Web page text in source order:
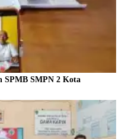
SPMB SMPN 2 Kota